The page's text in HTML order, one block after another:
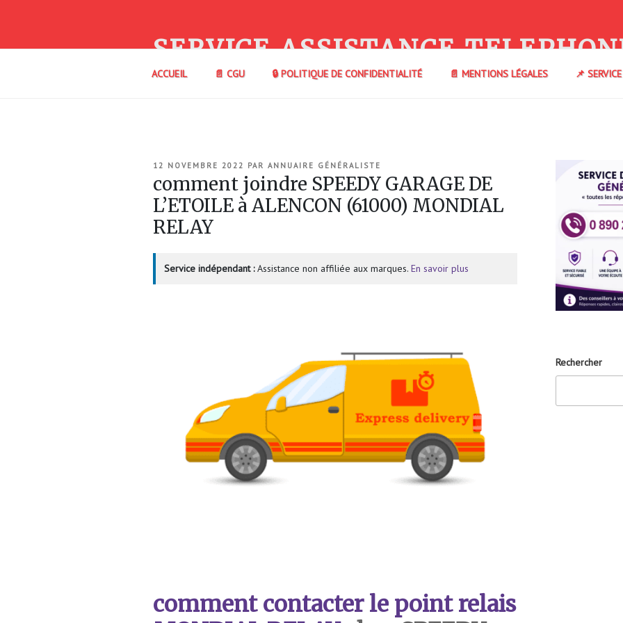
SERVICE ASSISTANCE
ACCUEIL 📄 CGU 🔒 POLITIQUE DE CONFIDENTIALITÉ 📄 MENTIONS LÉGALES 📌
PUBLIÉ
12 NOVEMBRE 2022 PAR ANNUAIRE GÉNÉRALISTE
comment joindre SPEEDY GARAGE DE
L’ETOILE à ALENCON (61000) MONDIAL
RELAY
Service indépendant :Assistance non affiliée aux marques. En savoir plus
comment contacter le point relais
Rechercher